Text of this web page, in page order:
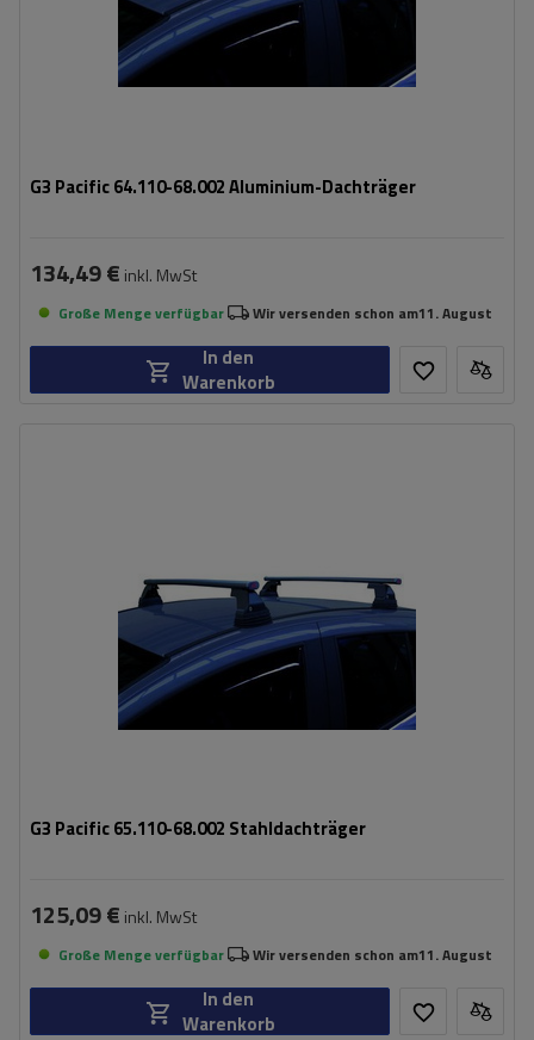
G3 Pacific 64.110-68.002 Aluminium-Dachträger
134,49 € inkl. MwSt
Große Menge verfügbar Wir versenden schon am11. August
In den
Warenkorb
G3 Pacific 65.110-68.002 Stahldachträger
125,09 € inkl. MwSt
Große Menge verfügbar Wir versenden schon am11. August
In den
Warenkorb